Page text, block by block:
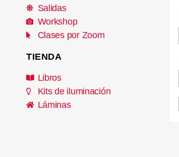
Salidas
Workshop
Clases por Zoom
TIENDA
Libros
Kits de iluminación
Láminas